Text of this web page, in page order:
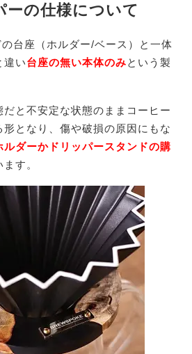
ーの仕様について
台座（ホルダー/ベース）と一体
違い台座の無い本体のみという製
と不安定な状態のままコーヒー
となり、傷や破損の原因にもな
ルダーかドリッパースタンドの購
す。